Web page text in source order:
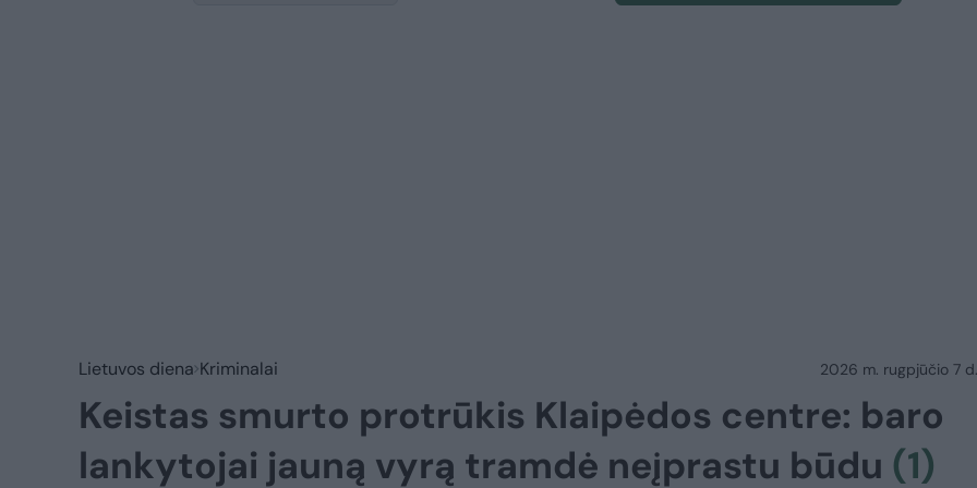
Lietuvos diena Kriminalai 2026 m. rugpjūčio 7
Keistas smurto protrūkis Klaipėdos centre: baro
lankytojai jauną vyrą tramdė neįprastu būdu (1)